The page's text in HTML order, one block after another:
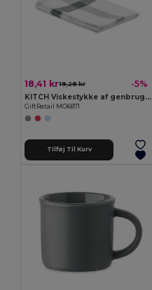
18,41 kr19,28 kr -5%
KITCH Viskestykke af genbrugsstof
GiftRetail MO6871
Tilføj Til Kurv